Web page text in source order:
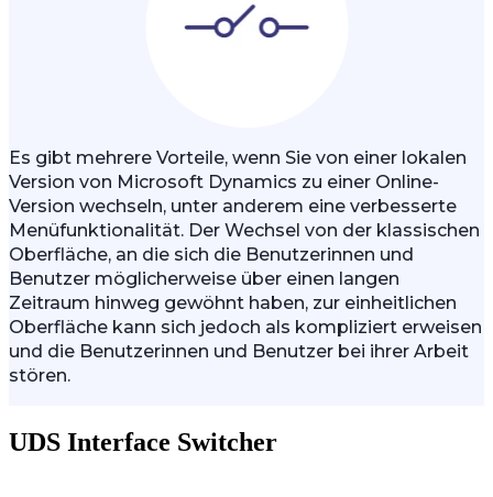
Es gibt mehrere Vorteile, wenn Sie von einer lokalen
Version von Microsoft Dynamics zu einer Online-
Version wechseln, unter anderem eine verbesserte
Menüfunktionalität. Der Wechsel von der klassischen
Oberfläche, an die sich die Benutzerinnen und
Benutzer möglicherweise über einen langen
Zeitraum hinweg gewöhnt haben, zur einheitlichen
Oberfläche kann sich jedoch als kompliziert erweisen
und die Benutzerinnen und Benutzer bei ihrer Arbeit
stören.
UDS Interface Switcher